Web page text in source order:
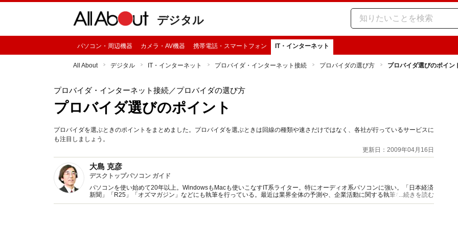
デジタル
パソコン・周辺機器 カメラ・AV機器 携帯電話・スマートフォン IT・インターネット
All About デジタル IT・インターネット プロバイダ・インターネット接続 プロバイダの選び方 プロバイダ選びのポイン
プロバイダ・インターネット接続／プロバイダの選び方
プロバイダ選びのポイント
プロバイダを選ぶときのポイントをまとめました。プロバイダを選ぶときは回線の種類や速さだけではなく、各社が行っているサービスに
も注目しましょう。
更新日：2009年04月16日
大島 克彦
デスクトップパソコン ガイド
パソコンを使い始めて20年以上。WindowsもMacも使いこなすIT系ライター。特にオーディオ系パソコンに強い。「日本経済
新聞」「R25」「オズマガジン」などにも執筆を行っている。最近は業界全体の予測や、企業活動に関する執筆なども行う。
...続きを読む